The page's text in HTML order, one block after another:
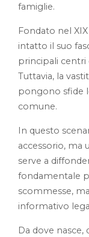
famiglie.
Fondato nel
intatto il suo
principali centri
Tuttavia, la
pongono sfide
comune.
In questo
accessorio, ma
serve a
fondamentale
scommesse,
informativo
Da dove nasce,